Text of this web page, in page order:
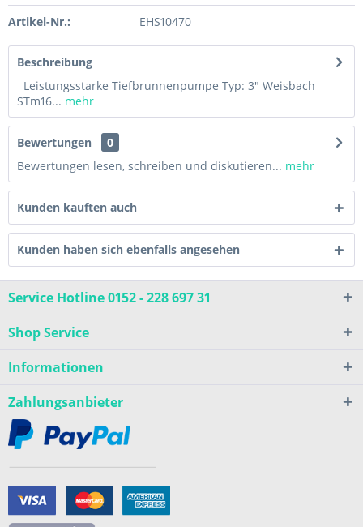
Artikel-Nr.: EHS10470
Beschreibung
Leistungsstarke Tiefbrunnenpumpe Typ: 3" Weisbach
STm16... mehr
Bewertungen
0
Bewertungen lesen, schreiben und diskutieren... mehr
Kunden kauften auch
Kunden haben sich ebenfalls angesehen
Service Hotline 0152 - 228 697 31
Shop Service
Informationen
Zahlungsanbieter